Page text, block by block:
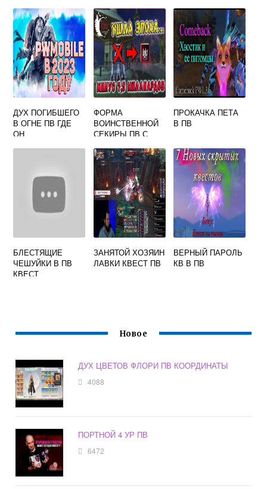
ДУХ ПОГИБШЕГО
В ОГНЕ ПВ ГДЕ
ОН
ФОРМА
ВОИНСТВЕННОЙ
СЕКИРЫ ПВ С
ПРОКАЧКА ПЕТА
В ПВ
БЛЕСТЯЩИЕ
ЧЕШУЙКИ В ПВ
КВЕСТ
ЗАНЯТОЙ ХОЗЯИН
ЛАВКИ КВЕСТ ПВ
ВЕРНЫЙ ПАРОЛЬ
КВ В ПВ
Новое
ДУХ ЦВЕТОВ ФЛОРИ ПВ КООРДИНАТЫ
4088
ПОРТНОЙ 4 УР ПВ
6472